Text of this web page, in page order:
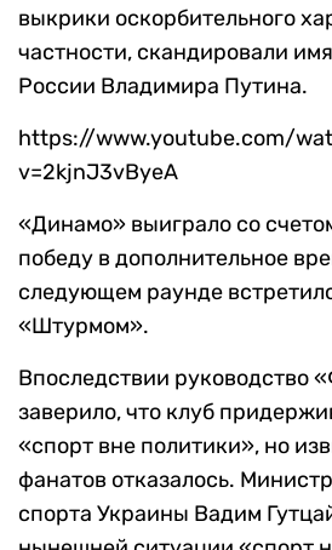
выкрики оскорбительного
частности, скандировали
России Владимира Путина.
https://www.youtube.com/
v=2kjnJ3vByeA
«Динамо» выиграло со
победу в дополнительное
следующем раунде
«Штурмом».
Впоследствии руководство
заверило, что клуб
«спорт вне политики», но
фанатов отказалось.
спорта Украины Вадим